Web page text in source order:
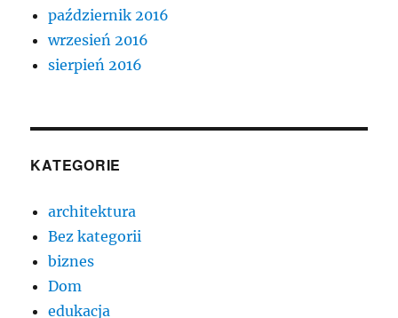
październik 2016
wrzesień 2016
sierpień 2016
KATEGORIE
architektura
Bez kategorii
biznes
Dom
edukacja